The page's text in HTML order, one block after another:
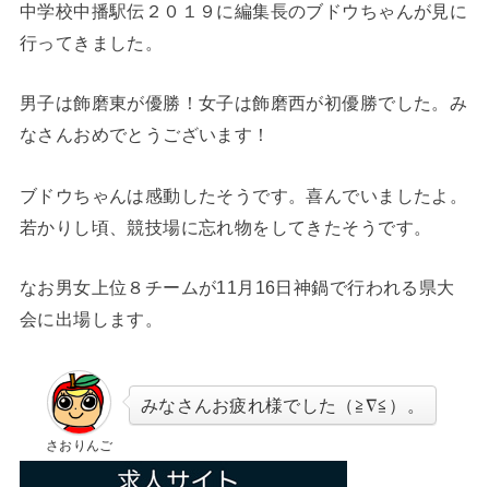
中学校中播駅伝２０１９に編集長のブドウちゃんが見に
行ってきました。
男子は飾磨東が優勝！女子は飾磨西が初優勝でした。み
なさんおめでとうございます！
ブドウちゃんは感動したそうです。喜んでいましたよ。
若かりし頃、競技場に忘れ物をしてきたそうです。
なお男女上位８チームが11月16日神鍋で行われる県大
会に出場します。
さおりんご
みなさんお疲れ様でした（≧∇≦）。